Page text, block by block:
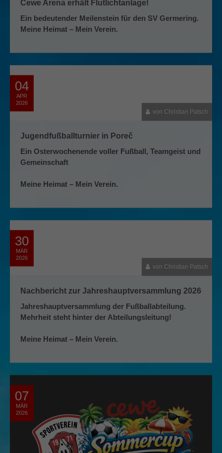
Cewe Arena erhält Flutlichtanlage!
Ein bedeutender Meilenstein für den SV Germering.
Meine Heimat – Mein Verein.
04
APR
2026
von Christian Patsch
Jugendfußballturnier in Poreč
Ein Osterwochenende voller Fußball, Teamgeist und
Gemeinschaft
Meine Heimat – Mein Verein.
30
MÄR
2026
von Christian Patsch
Nachbericht zur Jahreshauptversammlung 2026
Jahreshauptversammlung der Fußballabteilung.
Mehrheit steht hinter der Abteilungsleitung!
Meine Heimat – Mein Verein.
07
MÄR
2026